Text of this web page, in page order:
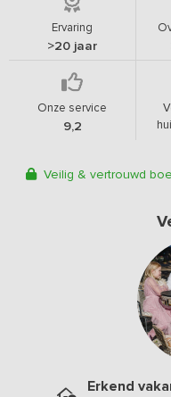
Ervaring
>20 jaar
Onze service
9,2
Veilig & vertrouwd
Erkend